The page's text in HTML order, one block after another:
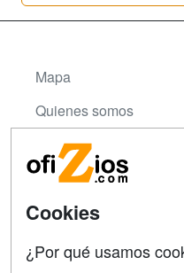
Mapa
Quienes somos
Tarifas publicidad
Acceso Usuarios
Acceso Centros
Cookies
¿Por qué usamos